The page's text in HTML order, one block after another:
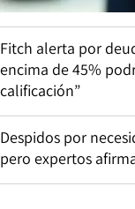
Fitch alerta por
encima de 45%
calificación”
Despidos por
pero expertos